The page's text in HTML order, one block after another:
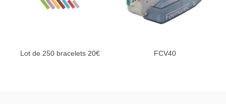
Lot de 250 bracelets 20€ FCV40